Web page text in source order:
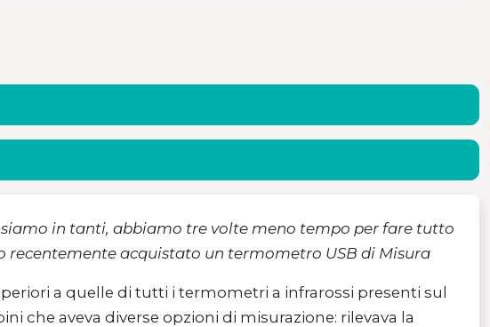
in tanti, abbiamo tre volte meno tempo per fare tutto
acquistato un termometro USB di Misura
a quelle di tutti i termometri a infrarossi presenti sul
che aveva diverse opzioni di misurazione: rilevava la